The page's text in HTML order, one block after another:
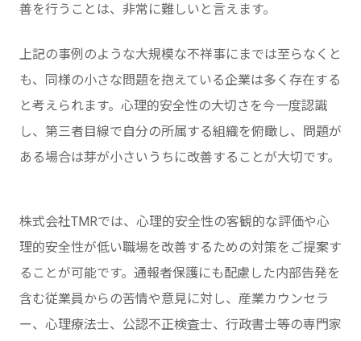
善を行うことは、非常に難しいと言えます。
上記の事例のような大規模な不祥事にまでは至らなくと
も、同様の小さな問題を抱えている企業は多く存在する
と考えられます。心理的安全性の大切さを今一度認識
し、第三者目線で自分の所属する組織を俯瞰し、問題が
ある場合は芽が小さいうちに改善することが大切です。
株式会社TMRでは、心理的安全性の客観的な評価や心
理的安全性が低い職場を改善するための対策をご提案す
ることが可能です。通報者保護にも配慮した内部告発を
含む従業員からの苦情や意見に対し、産業カウンセラ
ー、心理療法士、公認不正検査士、行政書士等の専門家